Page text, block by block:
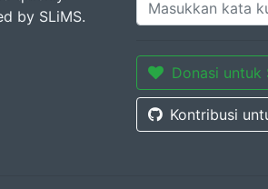
by SLiMS.
Donasi untuk
Kontribusi